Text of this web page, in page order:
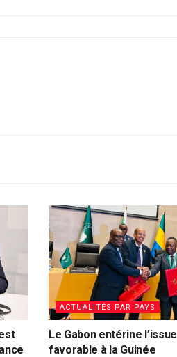
ACTUALITÉS PAR PAYS
Le Gabon entérine l’issue
favorable à la Guinée